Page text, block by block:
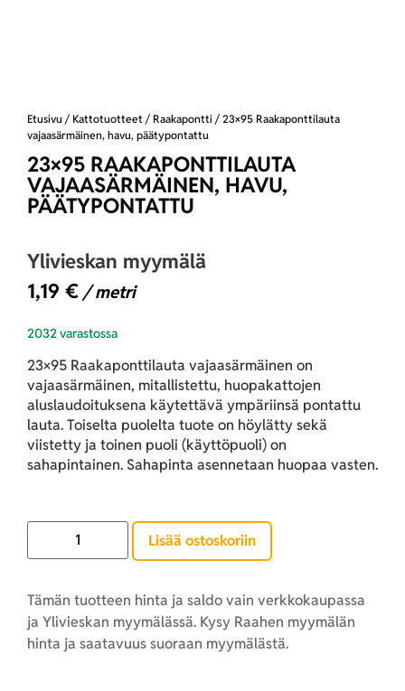
Etusivu / Kattotuotteet / Raakapontti / 23×95 Raakaponttilauta
vajaasärmäinen, havu, päätypontattu
23×95 RAAKAPONTTILAUTA
VAJAASÄRMÄINEN, HAVU,
PÄÄTYPONTATTU
Ylivieskan myymälä
1,19 € / metri
2032 varastossa
23×95 Raakaponttilauta vajaasärmäinen on
vajaasärmäinen, mitallistettu, huopakattojen
aluslaudoituksena käytettävä ympäriinsä pontattu
lauta. Toiselta puolelta tuote on höylätty sekä
viistetty ja toinen puoli (käyttöpuoli) on
sahapintainen. Sahapinta asennetaan huopaa vasten.
Lisää ostoskoriin
Tämän tuotteen hinta ja saldo vain verkkokaupassa
ja Ylivieskan myymälässä. Kysy Raahen myymälän
hinta ja saatavuus suoraan myymälästä.